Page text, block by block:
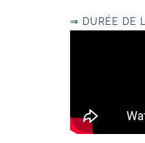
# Formation
⇒ DURÉE DE